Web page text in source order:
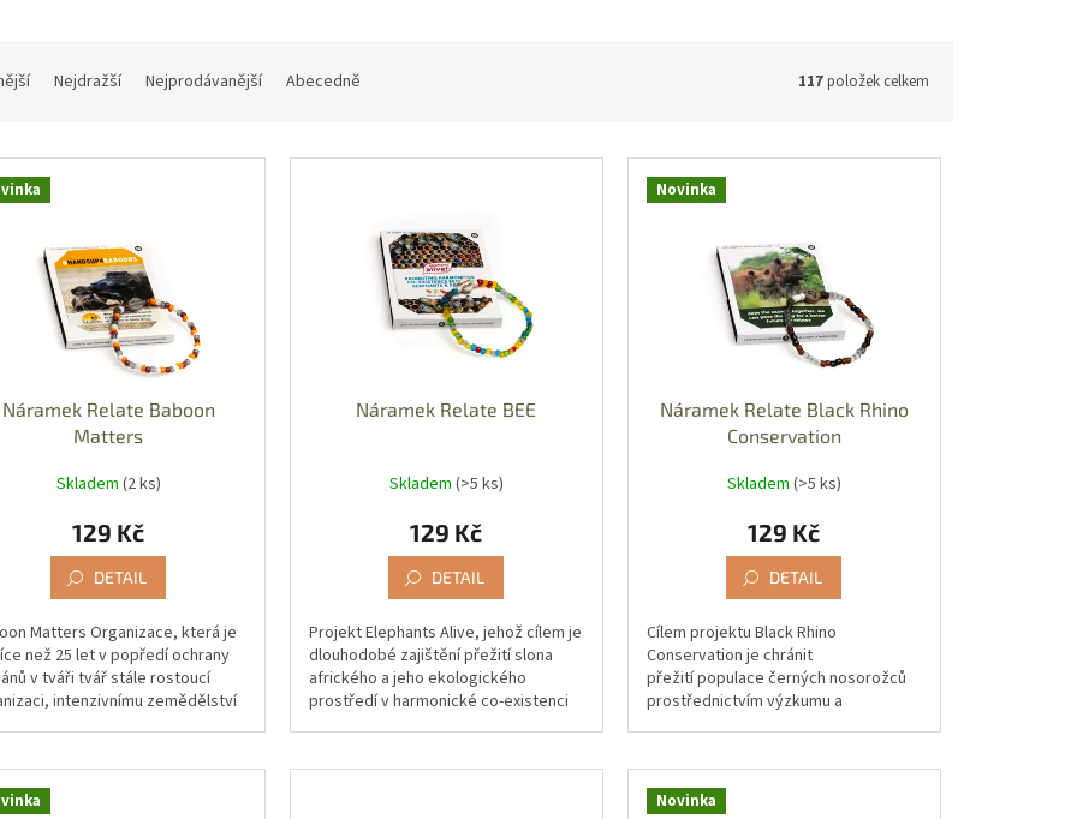
Nejdražší Nejprodávanější Abecedně 117položek celkem
Náramek Relate Baboon
Matters
Skladem (2 ks)
129 Kč
DETAIL
Matters Organizace, která je
než 25 let v popředí ochrany
v tváři tvář stále rostoucí
intenzivnímu zemědělství
Náramek Relate BEE
Skladem (>5 ks)
129 Kč
DETAIL
Projekt Elephants Alive, jehož cílem je
dlouhodobé zajištění přežití slona
afrického a jeho ekologického
prostředí v harmonické co-existenci
Novinka
Náramek Relate Black Rhino
Conservation
Skladem (>5 ks)
129 Kč
DETAIL
Cílem projektu Black Rhino
Conservation je chránit
přežití populace černých nosorožců
prostřednictvím výzkumu a
Novinka